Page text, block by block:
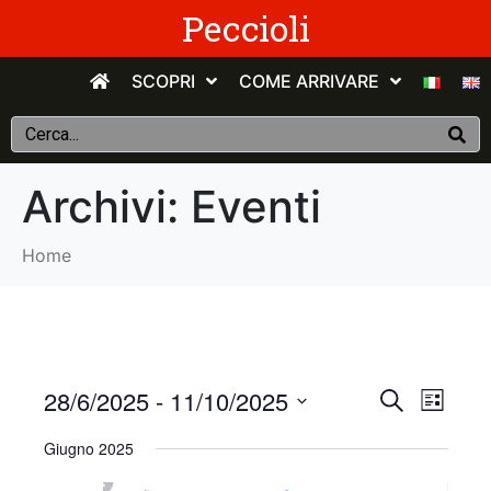
Peccioli
SCOPRI COME ARRIVARE
Archivi: Eventi
Home
E
v
C
r
E
E
e
28/6/2025 - 11/10/2025
e
Giugno 2025